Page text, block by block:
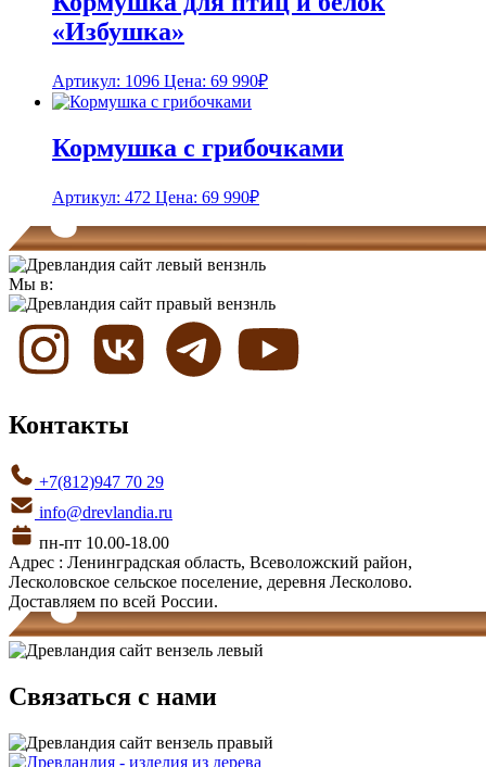
«Избушка»
Артикул: 1096 Цена: 69 990₽
Кормушка с грибочками
Артикул: 472 Цена: 69 990₽
Мы в:
Контакты
+7(812)947 70 29
info@drevlandia.ru
пн-пт 10.00-18.00
Адрес : Ленинградская область, Всеволожский район,
Лесколовское сельское поселение, деревня Лесколово.
Доставляем по всей России.
Связаться с нами